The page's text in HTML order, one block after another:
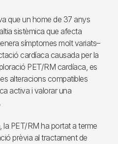
que un home de 37 anys
sistèmica que afecta
símptomes molt variats–
cardíaca causada per la
PET/RM cardíaca, es
alteracions compatibles
activa i valorar una
PET/RM ha portat a terme
prèvia al tractament de